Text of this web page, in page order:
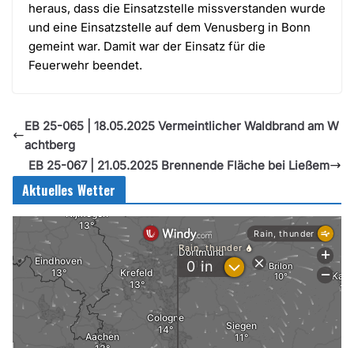
heraus, dass die Einsatzstelle missverstanden wurde
und eine Einsatzstelle auf dem Venusberg in Bonn
gemeint war. Damit war der Einsatz für die
Feuerwehr beendet.
EB 25-065 | 18.05.2025 Vermeintlicher Waldbrand am W
achtberg
EB 25-067 | 21.05.2025 Brennende Fläche bei Ließem
Aktuelles Wetter